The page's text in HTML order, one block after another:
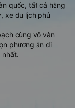
quốc, tất cả hãng
xe du lịch phủ
cùng vô vàn
phương án di
nhất.